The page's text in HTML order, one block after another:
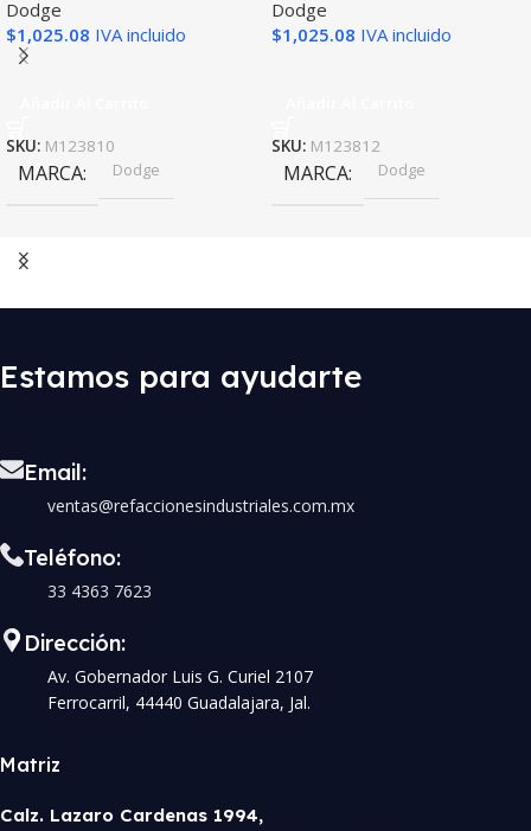
Dodge
$1,025.08 IVA incluido
SKU: M123810
MARCA Dodge
Dodge
$1,025.08 IVA incluido
SKU: M123812
MARCA Dodge
Estamos para ayudarte
Email:
ventas@refaccionesindustriales.com.mx
Teléfono:
33 4363 7623
Dirección:
Av. Gobernador Luis G. Curiel 2107
Ferrocarril, 44440 Guadalajara, Jal.
Matriz
Calz. Lazaro Cardenas 1994,